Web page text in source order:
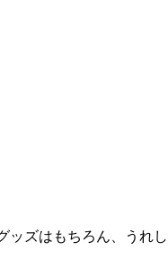
ズはもちろん、うれ